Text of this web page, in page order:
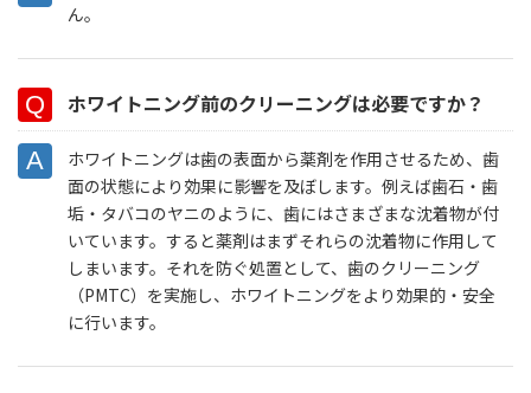
ん。
ホワイトニング前のクリーニングは必要ですか？
ホワイトニングは歯の表面から薬剤を作用させるため、歯
面の状態により効果に影響を及ぼします。例えば歯石・歯
垢・タバコのヤニのように、歯にはさまざまな沈着物が付
いています。すると薬剤はまずそれらの沈着物に作用して
しまいます。それを防ぐ処置として、歯のクリーニング
（PMTC）を実施し、ホワイトニングをより効果的・安全
に行います。